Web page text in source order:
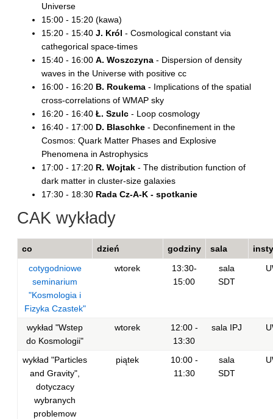
Universe
15:00 - 15:20 (kawa)
15:20 - 15:40 J. Król - Cosmological constant via
cathegorical space-times
15:40 - 16:00 A. Woszczyna - Dispersion of density
waves in the Universe with positive cc
16:00 - 16:20 B. Roukema - Implications of the spatial
cross-correlations of WMAP sky
16:20 - 16:40 Ł. Szulc - Loop cosmology
16:40 - 17:00 D. Blaschke - Deconfinement in the
Cosmos: Quark Matter Phases and Explosive
Phenomena in Astrophysics
17:00 - 17:20 R. Wojtak - The distribution function of
dark matter in cluster-size galaxies
17:30 - 18:30 Rada Cz-A-K - spotkanie
CAK wykłady
co dzień godziny sala
cotygodniowe
seminarium
"Kosmologia i
Fizyka Czastek"
wtorek
13:30-
15:00
sala
SDT
wykład "Wstep
do Kosmologii"
wtorek
12:00 -
13:30
sala IPJ
wykład "Particles
and Gravity",
dotyczacy
wybranych
problemow
piątek
10:00 -
11:30
sala
SDT